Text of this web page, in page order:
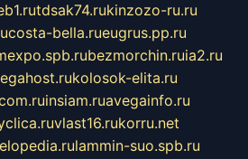
tdsak74.rukinzozo-ru.ru
costa-bella.rueugrus.pp.ru
bezmorchin.ruia2.ru
kolosok-elita.ru
insiam.ruavegainfo.ru
vlast16.rukorru.net
lammin-suo.spb.ru